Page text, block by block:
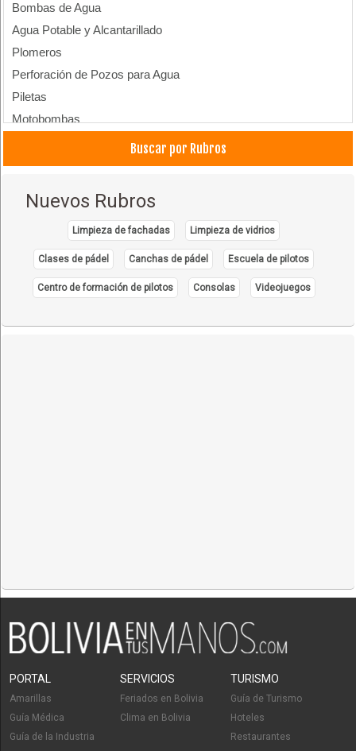
Bombas de Agua
Agua Potable y Alcantarillado
Plomeros
Perforación de Pozos para Agua
Piletas
Motobombas
Aire Acondicionado
Buscar por Rubros
Nuevos Rubros
Limpieza de fachadas Limpieza de vidrios
Clases de pádel Canchas de pádel Escuela de pilotos
Centro de formación de pilotos Consolas Videojuegos
PORTAL
Amarillas
Guía Médica
Guía de la Industria
SERVICIOS
Feriados en Bolivia
Clima en Bolivia
TURISMO
Guía de Turismo
Hoteles
Restaurantes